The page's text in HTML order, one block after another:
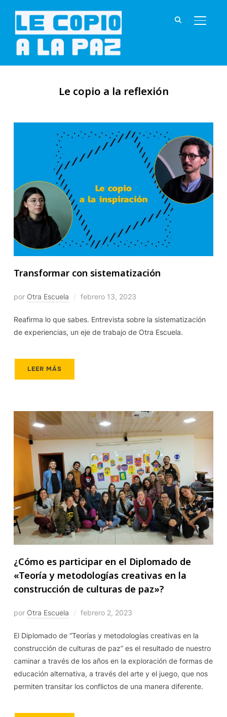
Le copio a la reflexión
Transformar con sistematización
por Otra Escuela febrero 13, 2023
Reafirma lo que sabes. Entrevista sobre la sistematización
de experiencias, un eje de trabajo de Otra Escuela.
LEER MÁS
¿Cómo es participar en el Diplomado de
«Teoría y metodologías creativas en la
construcción de culturas de paz»?
por Otra Escuela febrero 2, 2023
El Diplomado de “Teorías y metodologías creativas en la
construcción de culturas de paz” es el resultado de nuestro
caminar a través de los años en la exploración de formas de
educación alternativa, a través del arte y el juego, que nos
permiten transitar los conflictos de una manera diferente.